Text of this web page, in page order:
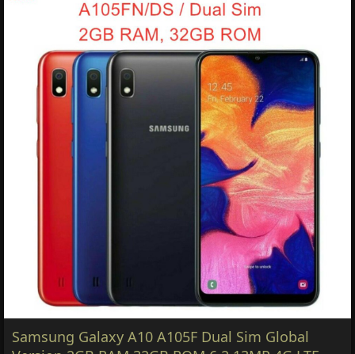
Samsung Galaxy A10 A105F Dual Sim Global